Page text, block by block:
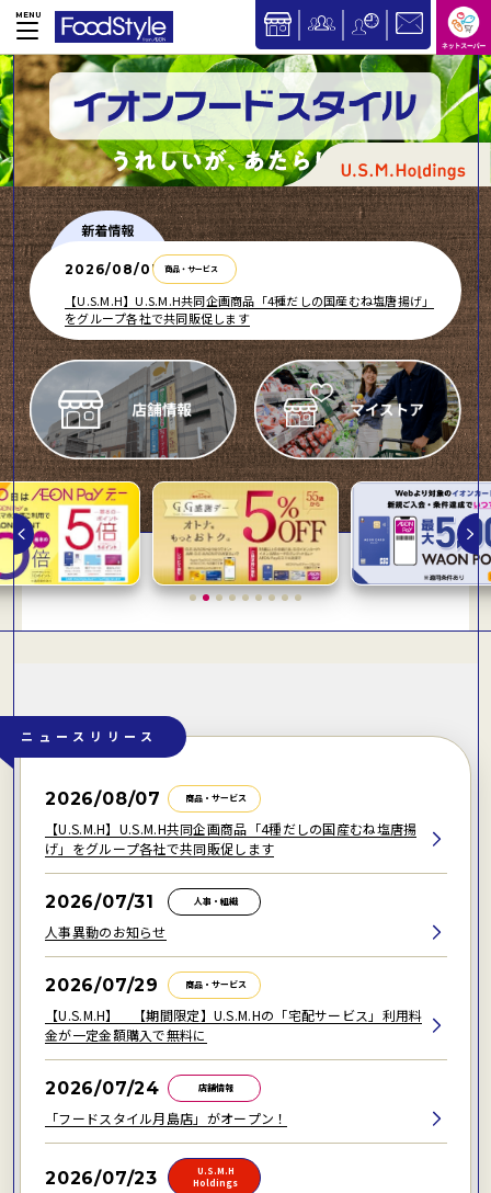
2026/08/07 商品・サービス
【U.S.M.H】U.S.M.H共同企画商品「4種だしの国産むね塩唐揚げ」
をグループ各社で共同販促します
ニュースリリース
2026/08/07 商品・サービス
【U.S.M.H】U.S.M.H共同企画商品「4種だしの国産むね塩唐揚
げ」をグループ各社で共同販促します
2026/07/31 人事・組織
人事異動のお知らせ
2026/07/29 商品・サービス
【U.S.M.H】 【期間限定】U.S.M.Hの「宅配サービス」利用料
金が一定金額購入で無料に
2026/07/24 店舗情報
「フードスタイル月島店」がオープン！
2026/07/23
U.S.M.H
Holdings